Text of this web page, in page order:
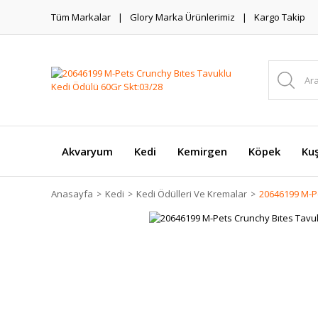
Tüm Markalar Glory Marka Ürünlerimiz Kargo Takip
Akvaryum Kedi Kemirgen Köpek
Anasayfa Kedi Kedi Ödülleri Ve Kremalar 20646199 M-